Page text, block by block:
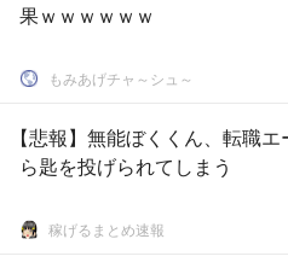
果ｗｗｗｗｗｗ
もみあげチャ～シュ～
【悲報】無能ぼくくん、転職
ら匙を投げられてしまう
稼げるまとめ速報